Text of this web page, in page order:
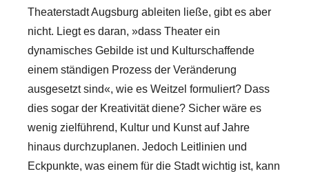
Theaterstadt Augsburg ableiten ließe, gibt es aber
nicht. Liegt es daran, »dass Theater ein
dynamisches Gebilde ist und Kulturschaffende
einem ständigen Prozess der Veränderung
ausgesetzt sind«, wie es Weitzel formuliert? Dass
dies sogar der Kreativität diene? Sicher wäre es
wenig zielführend, Kultur und Kunst auf Jahre
hinaus durchzuplanen. Jedoch Leitlinien und
Eckpunkte, was einem für die Stadt wichtig ist, kann